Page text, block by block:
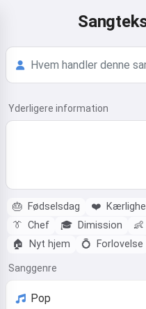
Yderligere information
🎂 Fødselsdag ❤️
👔 Chef 🎓 Dimission 👶
🏠
Nyt hjem 💍 Forlovelse
Sanggenre